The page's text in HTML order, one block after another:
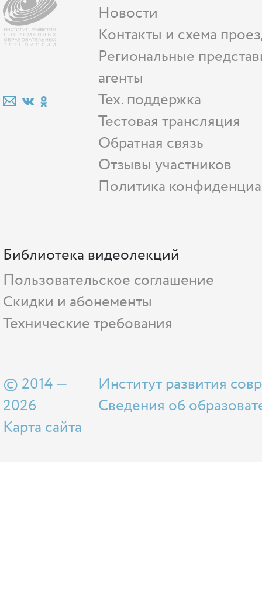
Новости
Контакты и схема
Региональные
агенты
Тех. поддержка
Тестовая трансляция
Обратная связь
Отзывы участников
Политика
Библиотека видеолекций
Пользовательское соглашение
Скидки и абонементы
Технические требования
© 2014 —
2026
Карта сайта
Институт развития
Сведения об